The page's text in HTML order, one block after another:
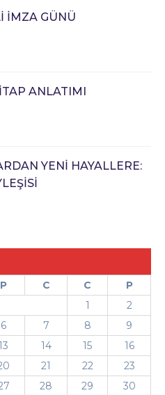
İMZA GÜNÜ
ANLATIMI
YENİ HAYALLERE:
P C C
P
1
2
6 7 8
9
14 15
16
21 22
23
28 29
30